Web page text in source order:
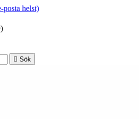
posta helst)
 Sök